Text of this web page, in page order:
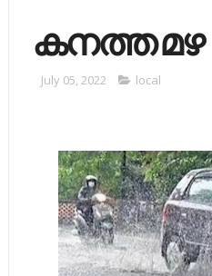
കനത്ത മഴ
July 05, 2022 local